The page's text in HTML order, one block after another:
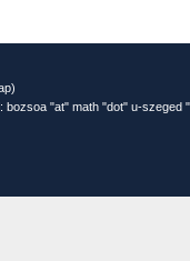
)
bozsoa "at" math "dot" u-szeged